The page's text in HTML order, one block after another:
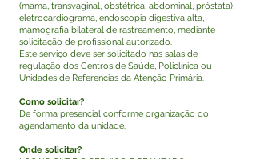
(mama, transvaginal, obstétrica, abdominal, próstata),
eletrocardiograma, endoscopia digestiva alta,
mamografia bilateral de rastreamento, mediante
solicitação de profissional autorizado.
Este serviço deve ser solicitado nas salas de
regulação dos Centros de Saúde, Policlínica ou
Unidades de Referencias da Atenção Primária.
Como solicitar?
De forma presencial conforme organização do
agendamento da unidade.
Onde solicitar?